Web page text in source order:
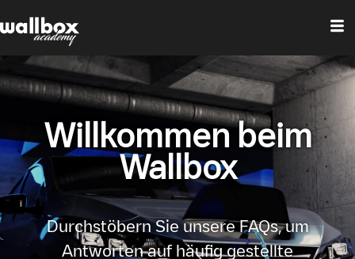
Willkommen beim
Wallbox
Durchstöbern Sie unsere FAQs, um
Antworten auf häufig gestellte